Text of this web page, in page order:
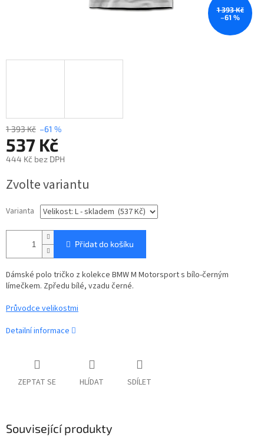
1 393 Kč
–61 %
1 393 Kč –61 %
537 Kč
444 Kč bez DPH
cena:
Zvolte variantu
Varianta
Přidat do košíku
Dámské polo tričko z kolekce BMW M Motorsport s bílo-černým
límečkem. Zpředu bílé, vzadu černé.
Průvodce velikostmi
Detailní informace
ZEPTAT SE HLÍDAT SDÍLET
Související produkty